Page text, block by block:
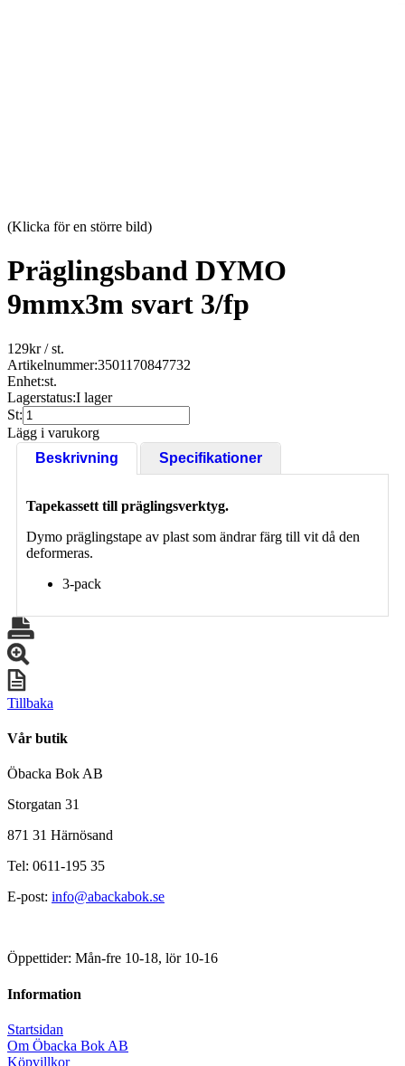
(Klicka för en större bild)
Präglingsband DYMO
9mmx3m svart 3/fp
129kr/ st.
Artikelnummer:3501170847732
Enhet:st.
Lagerstatus:I lager
St:
Lägg i varukorg
Beskrivning
Specifikationer
Tapekassett till präglingsverktyg.
Dymo präglingstape av plast som ändrar färg till vit då den
deformeras.
3-pack
Tillbaka
Vår butik
Öbacka Bok AB
Storgatan 31
871 31 Härnösand
Tel: 0611-195 35
E-post: info@abackabok.se
Öppettider: Mån-fre 10-18, lör 10-16
Information
Startsidan
Om Öbacka Bok AB
Köpvillkor